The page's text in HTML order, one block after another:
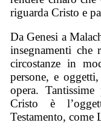
riguarda Cristo e
Da Genesi a
insegnamenti che
circostanze in
persone, e
opera.
Cristo è
Testamento, come